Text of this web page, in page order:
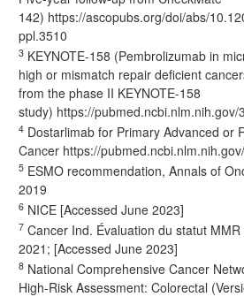
142) https://ascopubs.org/doi/abs/
ppl.3510
3 KEYNOTE-158 (Pembrolizumab in
high or mismatch repair deficient
from the phase II KEYNOTE-158
study) https://pubmed.ncbi.nlm.nih.gov/
4 Dostarlimab for Primary Advanced or
Cancer https://
5 ESMO recommendation, Annals of
2019
6 NICE [Accessed June 2023]
7 Cancer Ind. Évaluation du statut
2021 ; [Accessed June 2023]
8 National Comprehensive Cancer
High-Risk Assessment: Colorectal